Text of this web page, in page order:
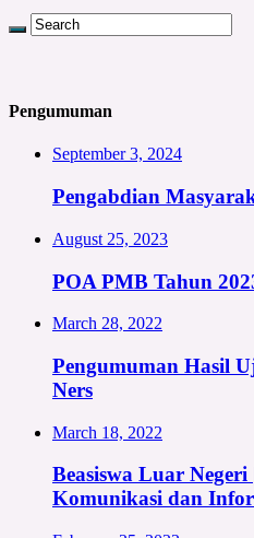
Pengumuman
September 3, 2024
Pengabdian
August 25, 2023
POA PMB Tahun
March 28, 2022
Pengumuman Hasil
Ners
March 18, 2022
Beasiswa Luar
Komunikasi dan